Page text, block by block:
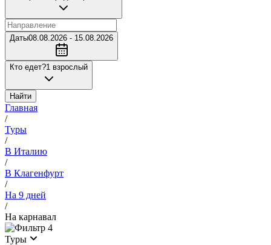
Даты08.08.2026 - 15.08.2026
Кто едет?1 взрослый
Найти
Главная
/
Туры
/
В Италию
/
В Клагенфурт
/
На 9 дней
/
На карнавал
4
Туры